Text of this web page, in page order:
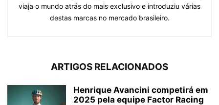
viaja o mundo atrás do mais exclusivo e introduziu várias
destas marcas no mercado brasileiro.
ARTIGOS RELACIONADOS
Henrique Avancini competirá em
2025 pela equipe Factor Racing